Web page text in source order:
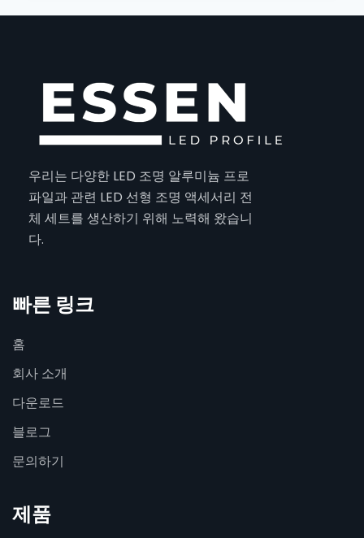
우리는 다양한 LED 조명 알루미늄 프로
파일과 관련 LED 선형 조명 액세서리 전
체 세트를 생산하기 위해 노력해 왔습니
다.
빠른 링크
홈
회사 소개
다운로드
블로그
문의하기
제품